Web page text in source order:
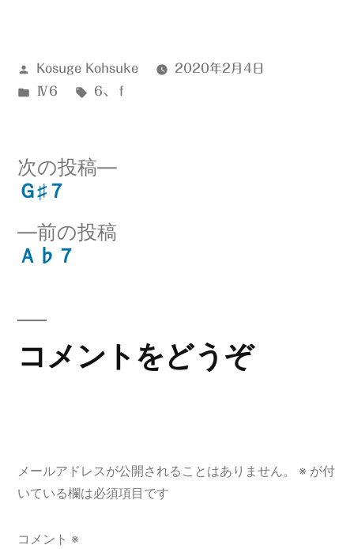
投
稿
Kosuge Kohsuke
2020年2月4日
カ
ー:
Ⅳ6
タ
6、 ｆ
投
稿
ビ
ゲ
ン
前の投稿
Ａ♭７
次の投稿
次
Ｇ♯７
コメントをどうぞ
メールアドレスが公開されることはありません。 ※ が付
いている欄は必須項目です
コメント ※